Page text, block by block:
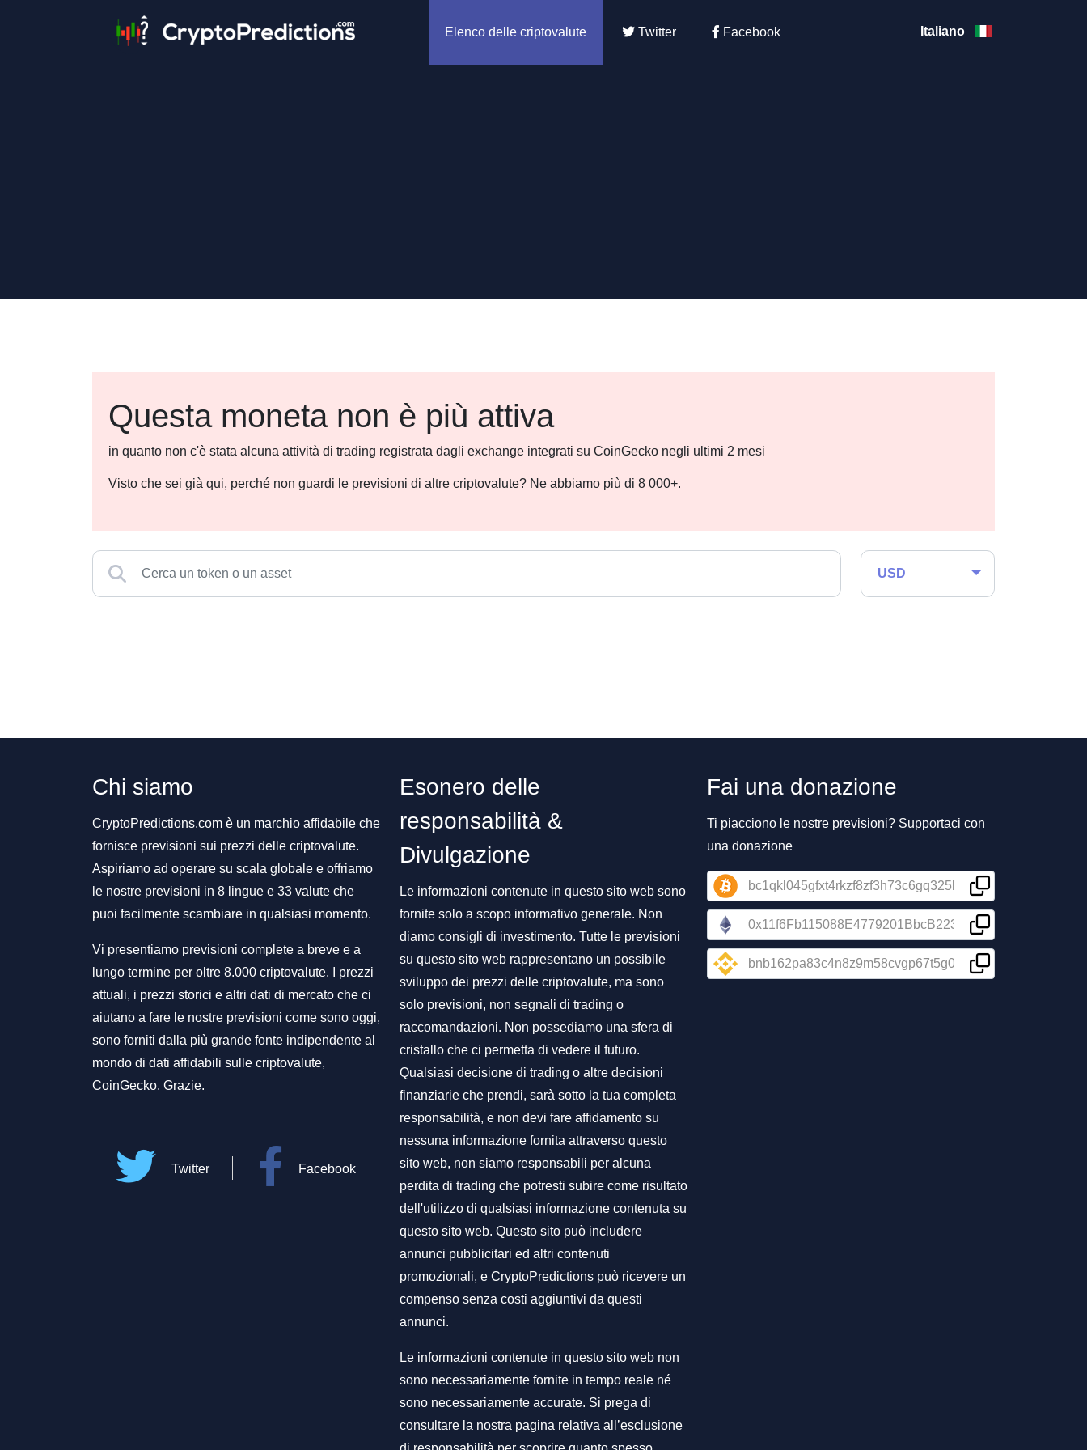
Elenco delle criptovalute Twitter Facebook Italiano
Questa moneta non è più attiva
in quanto non c'è stata alcuna attività di trading registrata dagli exchange integrati su CoinGecko negli ultimi 2 mesi
Visto che sei già qui, perché non guardi le previsioni di altre criptovalute? Ne abbiamo più di 8 000+.
USD
Chi siamo
CryptoPredictions.com è un marchio affidabile che
fornisce previsioni sui prezzi delle criptovalute.
Aspiriamo ad operare su scala globale e offriamo
le nostre previsioni in 8 lingue e 33 valute che
puoi facilmente scambiare in qualsiasi momento.
Vi presentiamo previsioni complete a breve e a
lungo termine per oltre 8.000 criptovalute. I prezzi
attuali, i prezzi storici e altri dati di mercato che ci
aiutano a fare le nostre previsioni come sono oggi,
sono forniti dalla più grande fonte indipendente al
mondo di dati affidabili sulle criptovalute,
CoinGecko. Grazie.
Twitter Facebook
Esonero delle
responsabilità &
Divulgazione
Le informazioni contenute in questo sito web sono
fornite solo a scopo informativo generale. Non
diamo consigli di investimento. Tutte le previsioni
su questo sito web rappresentano un possibile
sviluppo dei prezzi delle criptovalute, ma sono
solo previsioni, non segnali di trading o
raccomandazioni. Non possediamo una sfera di
cristallo che ci permetta di vedere il futuro.
Qualsiasi decisione di trading o altre decisioni
finanziarie che prendi, sarà sotto la tua completa
responsabilità, e non devi fare affidamento su
nessuna informazione fornita attraverso questo
sito web, non siamo responsabili per alcuna
perdita di trading che potresti subire come risultato
dell'utilizzo di qualsiasi informazione contenuta su
questo sito web. Questo sito può includere
annunci pubblicitari ed altri contenuti
promozionali, e CryptoPredictions può ricevere un
compenso senza costi aggiuntivi da questi
annunci.
Le informazioni contenute in questo sito web non
sono necessariamente fornite in tempo reale né
sono necessariamente accurate. Si prega di
consultare la nostra pagina relativa all’esclusione
Fai una donazione
Ti piacciono le nostre previsioni? Supportaci con
una donazione